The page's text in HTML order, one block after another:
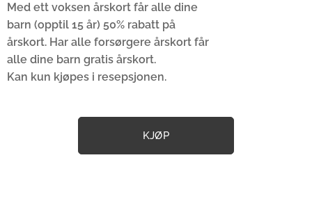
Med ett voksen årskort får alle dine
barn (opptil 15 år) 50% rabatt på
årskort. Har alle forsørgere årskort får
alle dine barn gratis årskort.
Kan kun kjøpes i resepsjonen.
KJØP